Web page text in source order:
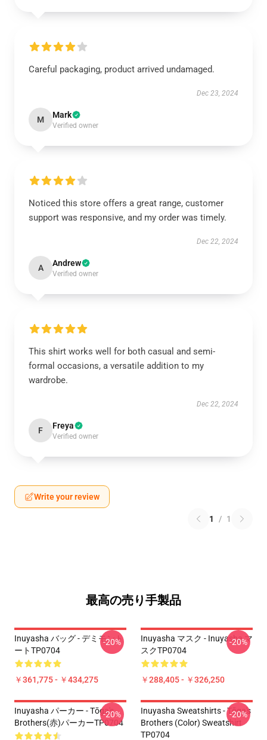
Careful packaging, product arrived undamaged.
Dec 23, 2024
M Mark
Verified owner
Noticed this store offers a great range, customer
support was responsive, and my order was timely.
Dec 22, 2024
A Andrew
Verified owner
This shirt works well for both casual and semi-
formal occasions, a versatile addition to my
wardrobe.
Dec 22, 2024
F Freya
Verified owner
Write your review
1 / 1
最高の売り手製品
Inuyasha バッグ - デミモント
ートTP0704
￥361,775 - ￥434,275
-20%
Inuyasha マスク - Inuyasha マ
スクTP0704
￥288,405 - ￥326,250
-20%
Inuyasha パーカー - Tōga's
Brothers(赤)パーカーTP0704
-20%
Inuyasha Sweatshirts - Tōga's
Brothers (color) Sweatshirt
TP0704
-20%